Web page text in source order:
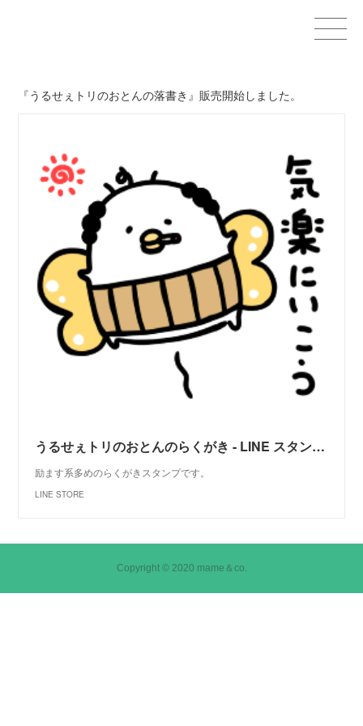
GOODS
WORKS
CHARACTERS
OTHER
CONTACT
『うるせぇトリのおとんの落書き』販売開始しました。
うるせぇトリのおとんのらくがき - LINE スタンプ | LINE STORE
励ます系多めのらくがきスタンプです。
LINE STORE
Copyright © 2020 mame＆co.